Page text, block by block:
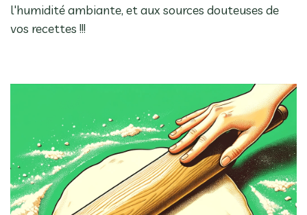
l'humidité ambiante, et aux sources douteuses de
vos recettes !!!